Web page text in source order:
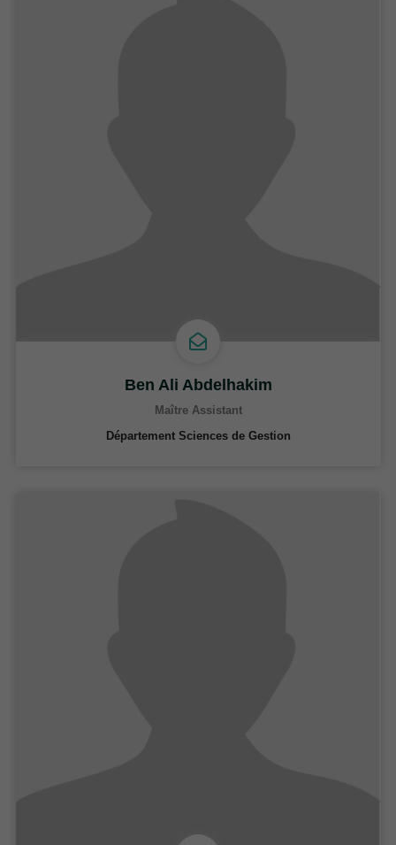
Ben Ali Abdelhakim
Maître Assistant
Département Sciences de Gestion